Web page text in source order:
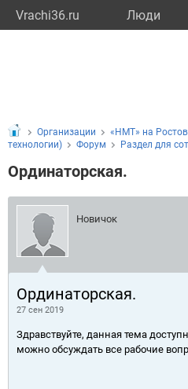
Vrachi36.ru Люди
Организации
«НМТ» на
технологии)
Форум Раздел для
Ординаторская.
Новичок
Ординаторская.
27 сен 2019
Здравствуйте, данная тема
можно обсуждать все рабочие